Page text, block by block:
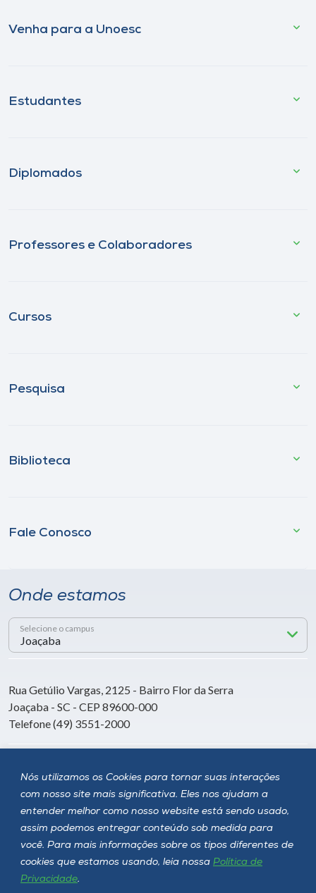
Nós utilizamos os Cookies para tornar suas interações
com nosso site mais significativa. Eles nos ajudam a
entender melhor como nosso website está sendo usado,
assim podemos entregar conteúdo sob medida para
você. Para mais informações sobre os tipos diferentes de
cookies que estamos usando, leia nossa Política de
Privacidade.
Venha para a Unoesc
Estudantes
Diplomados
Professores e Colaboradores
Cursos
Pesquisa
Biblioteca
Fale Conosco
Onde estamos
Selecione o campus
Rua Getúlio Vargas, 2125 - Bairro Flor da Serra
Joaçaba - SC - CEP 89600-000
Telefone (49) 3551-2000
Siga a Unoesc